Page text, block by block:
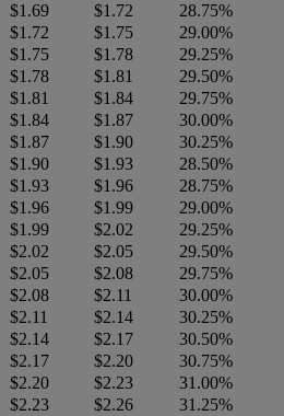
$1.69
$1.72
28.75%
$1.72
$1.75
29.00%
$1.75
$1.78
29.25%
$1.78
$1.81
29.50%
$1.81
$1.84
29.75%
$1.84
$1.87
30.00%
$1.87
$1.90
30.25%
$1.90
$1.93
28.50%
$1.93
$1.96
28.75%
$1.96
$1.99
29.00%
$1.99
$2.02
29.25%
$2.02
$2.05
29.50%
$2.05
$2.08
29.75%
$2.08
$2.11
30.00%
$2.11
$2.14
30.25%
$2.14
$2.17
30.50%
$2.17
$2.20
30.75%
$2.20
$2.23
31.00%
$2.23
$2.26
31.25%